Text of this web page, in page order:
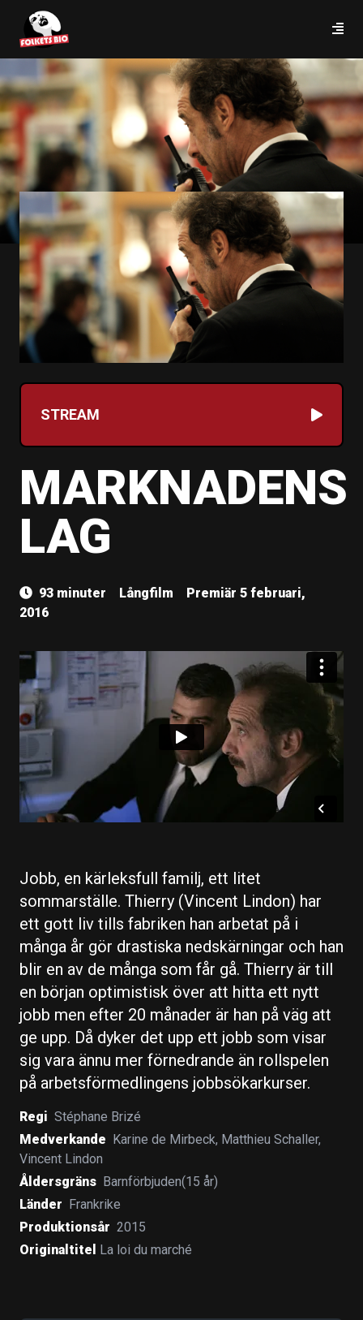
STREAM
MARKNADENS
LAG
93 minuter Långfilm
Premiär 5 februari,
2016
Jobb, en kärleksfull familj, ett litet
sommarställe. Thierry (Vincent Lindon) har
ett gott liv tills fabriken han arbetat på i
många år gör drastiska nedskärningar och han
blir en av de många som får gå. Thierry är till
en början optimistisk över att hitta ett nytt
jobb men efter 20 månader är han på väg att
ge upp. Då dyker det upp ett jobb som visar
sig vara ännu mer förnedrande än rollspelen
på arbetsförmedlingens jobbsökarkurser.
Regi Stéphane Brizé
Medverkande
Karine de Mirbeck, Matthieu Schaller,
Vincent Lindon
Åldersgräns Barnförbjuden(15 år)
Länder
Frankrike
Produktionsår 2015
Originaltitel
La loi du marché